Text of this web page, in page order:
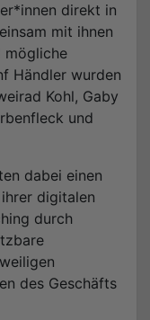
direkt in
mit ihnen
mögliche
Händler wurden
Kohl, Gaby
und
dabei einen
digitalen
durch
des Geschäfts